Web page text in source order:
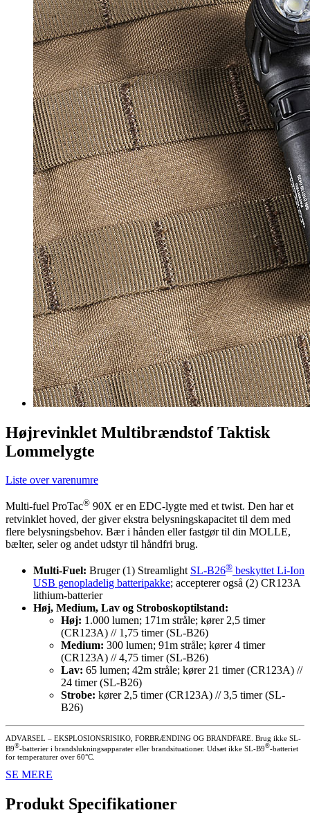
Højrevinklet Multibrændstof Taktisk
Lommelygte
Liste over varenumre
Multi-fuel ProTac® 90X er en EDC-lygte med et twist. Den har et
retvinklet hoved, der giver ekstra belysningskapacitet til dem med
flere belysningsbehov. Bær i hånden eller fastgør til din MOLLE,
bælter, seler og andet udstyr til håndfri brug.
Multi-Fuel: Bruger (1) Streamlight SL-B26® beskyttet Li-Ion
USB genopladelig batteripakke; accepterer også (2) CR123A
lithium-batterier
Høj, Medium, Lav og Stroboskoptilstand:
Høj: 1.000 lumen; 171m stråle; kører 2,5 timer
(CR123A) // 1,75 timer (SL-B26)
Medium: 300 lumen; 91m stråle; kører 4 timer
(CR123A) // 4,75 timer (SL-B26)
Lav: 65 lumen; 42m stråle; kører 21 timer (CR123A) //
24 timer (SL-B26)
Strobe: kører 2,5 timer (CR123A) // 3,5 timer (SL-
B26)
ADVARSEL – EKSPLOSIONSRISIKO, FORBRÆNDING OG BRANDFARE. Brug ikke SL-
B9®-batterier i brandslukningsapparater eller brandsituationer. Udsæt ikke SL-B9®-batteriet
for temperaturer over 60°C.
SE MERE
Produkt Specifikationer